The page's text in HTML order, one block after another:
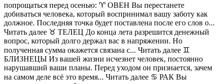
попрощаться перед осенью: ♈️ ОВЕН Вы перестанете
добиваться человека, который воспринимал вашу заботу как
должное. Последняя точка будет поставлена после его слов о...
Читать далее ♉️ ТЕЛЕЦ До конца лета разрешится денежный
вопрос, который долго держал вас в напряжении. Но
полученная сумма окажется связана с... Читать далее ♊️
БЛИЗНЕЦЫ Из вашей жизни исчезнет человек, постоянно
нарушавший ваши планы. Перед уходом он признается, зачем
на самом деле всё это время... Читать далее ♋️ РАК Вы